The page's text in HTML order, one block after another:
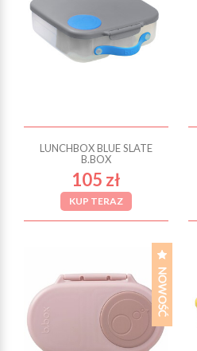
LUNCHBOX BLUE SLATE
B.BOX
105 zł
KUP TERAZ